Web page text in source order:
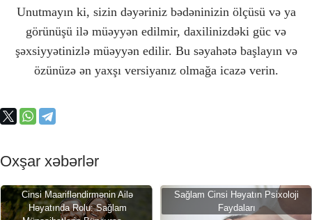
Unutmayın ki, sizin dəyəriniz bədəninizin ölçüsü və ya
görünüşü ilə müəyyən edilmir, daxilinizdəki güc və
şəxsiyyətinizlə müəyyən edilir. Bu səyahətə başlayın və
özünüzə ən yaxşı versiyanız olmağa icazə verin.
Oxşar xəbərlər
Cinsi Maarifləndirmənin Ailə
Həyatında Rolu: Sağlam
Sağlam Cinsi Həyatın Psixoloji
Faydaları